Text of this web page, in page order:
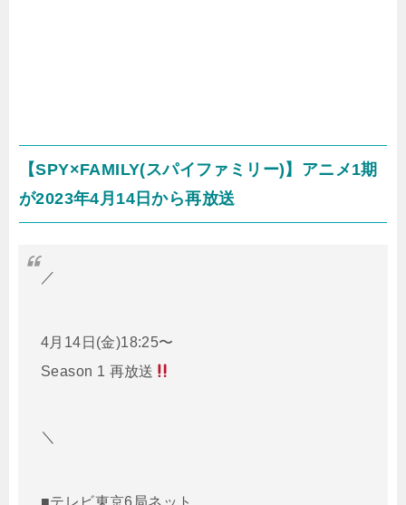
【SPY×FAMILY(スパイファミリー)】アニメ1期
が2023年4月14日から再放送
／
4月14日(金)18:25〜
Season 1 再放送
＼
■テレビ東京6局ネット